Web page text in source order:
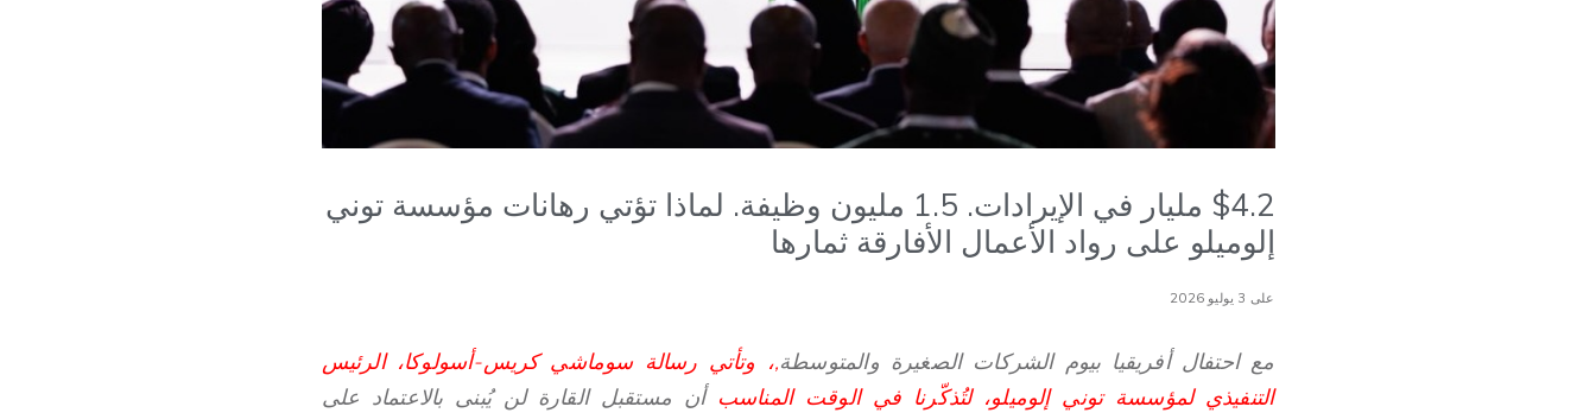
$4.2 مليار في الإيرادات. 1.5 مليون وظيفة. لماذا تؤتي رهانات مؤسسة توني
إلوميلو على رواد الأعمال الأفارقة ثمارها
على 3 يوليو 2026
مع احتفال أفريقيا بيوم الشركات الصغيرة والمتوسطة,، وتأتي رسالة سوماشي كريس-أسولوكا، الرئيس
التنفيذي لمؤسسة توني إلوميلو، لتُذكّرنا في الوقت المناسب أن مستقبل القارة لن يُبنى بالاعتماد على